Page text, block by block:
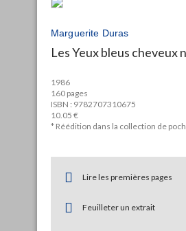
Marguerite Duras
Les Yeux bleus cheveux
1986
160 pages
ISBN : 9782707310675
10.05 €
* Réédition dans la collection de
Lire les premières pages
Feuilleter un extrait